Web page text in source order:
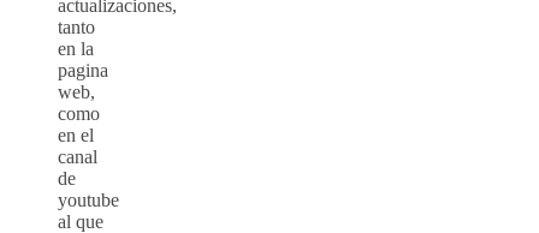
actualizaciones,
tanto
en la
pagina
web,
como
en el
canal
de
youtube
al que